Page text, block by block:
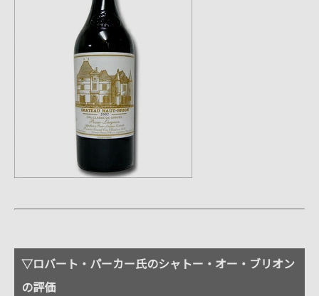
▽ロバート・パーカー氏のシャトー・オー・ブリオン
の評価